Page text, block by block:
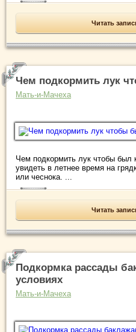
Читать
Чем подкормить лук
Мать-и-Мачеха
Чем подкормить лук чтобы был
увидеть в летнее время на
или чеснока. ...
Читать
Подкормка рассады
условиях
Мать-и-Мачеха